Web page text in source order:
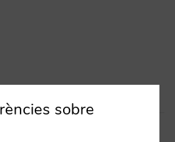
sobre